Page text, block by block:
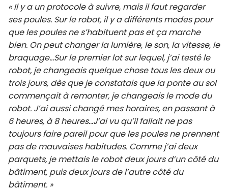
« Il y a un protocole à suivre, mais il faut regarder
ses poules. Sur le robot, il y a différents modes pour
que les poules ne s’habituent pas et ça marche
bien. On peut changer la lumière, le son, la vitesse, le
braquage…Sur le premier lot sur lequel, j’ai testé le
robot, je changeais quelque chose tous les deux ou
trois jours, dès que je constatais que la ponte au sol
commençait à remonter, je changeais le mode du
robot. J’ai aussi changé mes horaires, en passant à
6 heures, à 8 heures…J’ai vu qu’il fallait ne pas
toujours faire pareil pour que les poules ne prennent
pas de mauvaises habitudes. Comme j’ai deux
parquets, je mettais le robot deux jours d’un côté du
bâtiment, puis deux jours de l’autre côté du
bâtiment. »